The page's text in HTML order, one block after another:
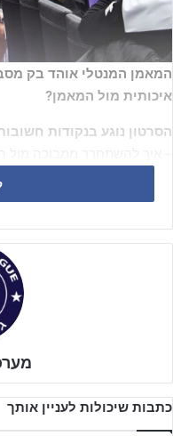
המאמן המנטלי אוהד בק
איכותית מול המאמן?
הסרטון נוגע בנקודות
– למה בנייה של מערכת
– כמה משמעותי יכול להיות
כתבות שיכולות לעניין אותך